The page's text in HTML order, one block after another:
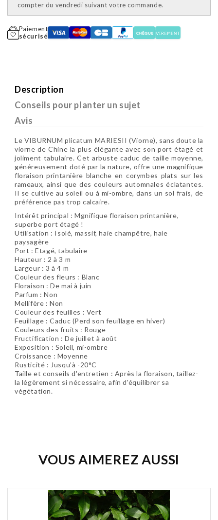
compter du vendredi suivant votre commande.
Paiement
sécurisé
Description
Conseils pour planter un sujet
Avis
Le VIBURNUM plicatum MARIESII (Viorne), sans doute la
viorne de Chine la plus élégante avec son port étagé et
joliment tabulaire. Cet arbuste caduc de taille moyenne,
généreusement doté par la nature, offre une magnifique
floraison printanière blanche en corymbes plats sur les
rameaux, ainsi que des couleurs automnales éclatantes.
Il se cultive au soleil ou à mi-ombre, dans un sol frais, de
préférence pas trop calcaire.
Intérêt principal : Mgnifique floraison printanière,
superbe port étagé !
Utilisation : Isolé, massif, haie champêtre, haie
paysagère
Port : Etagé, tabulaire
Hauteur : 2 à 3 m
Largeur : 3 à 4 m
Couleur des fleurs : Blanc
Floraison : De mai à juin
Parfum : Non
Mellifère : Non
Couleur des feuilles : Vert
Feuillage : Caduc (Perd son feuillage en hiver)
Couleurs des fruits : Rouge
Fructification : De juillet à août
Exposition : Soleil, mi-ombre
Croissance : Moyenne
Rusticité : Jusqu'à -20°C
Taille et conseils d'entretien : Après la floraison, taillez-
la légèrement si nécessaire, afin d'équilibrer sa
végétation.
VOUS AIMEREZ AUSSI